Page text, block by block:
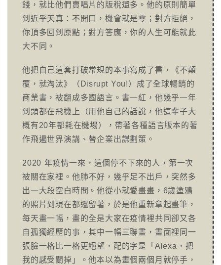
錢，就比他們賣唱片的版稅還多。他的原則簡單
到近乎天真：不開口，機會就是零；對方拒絕，
你頂多回到原點；對方答應，你的人生可能就此
大不同。
他把自己這套打破常規的本事寫成了書，《不顛
覆，就淘汰》（Disrupt You!）成了全球暢銷的
商業書，被翻成多國語言。書一紅，他幾乎一年
到頭都在飛機上（用他自己的話說，他這輩子大
概有20年都耗在機場），帶著各種語言版本的著
作飛遍世界演講、替企業出謀劃策。
2020 年疫情一來，這個停不下來的人，第一次
被關在家裡。他肺不好，幾乎足不出戶，突然多
出一大段空白時間。他從小就愛畫畫，6歲塗鴉
的照片到現在都還留著，於是他重新拿起畫筆，
每天畫一幅，畫的全是大家在疫情裡共同卻又各
自孤獨經歷的事，其中一幅三聯畫，畫面裡同一
張臉一格比一格更絕望，配的字是「Alexa，把
我的感受關掉」。他本以為畫個兩個月就停手，